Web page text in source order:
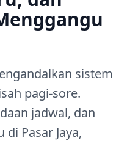
sistem
pagi‑sore.
jadwal, dan
Pasar Jaya,